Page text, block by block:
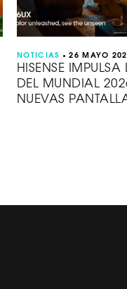
NOTICIAS 26 MAYO
HISENSE
DEL MUNDIAL
NUEVAS